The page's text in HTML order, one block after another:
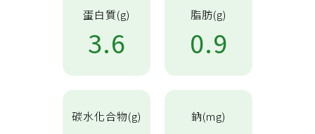
蛋白質(g)
3.6
脂肪(g)
0.9
碳水化合物(g) 鈉(mg)